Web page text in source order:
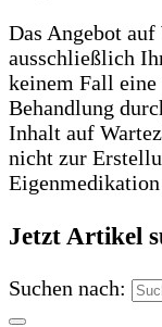
Das Angebot
ausschließlich
keinem Fall eine
Behandlung
Inhalt auf
nicht zur
Jetzt Artikel
Suchen nach: